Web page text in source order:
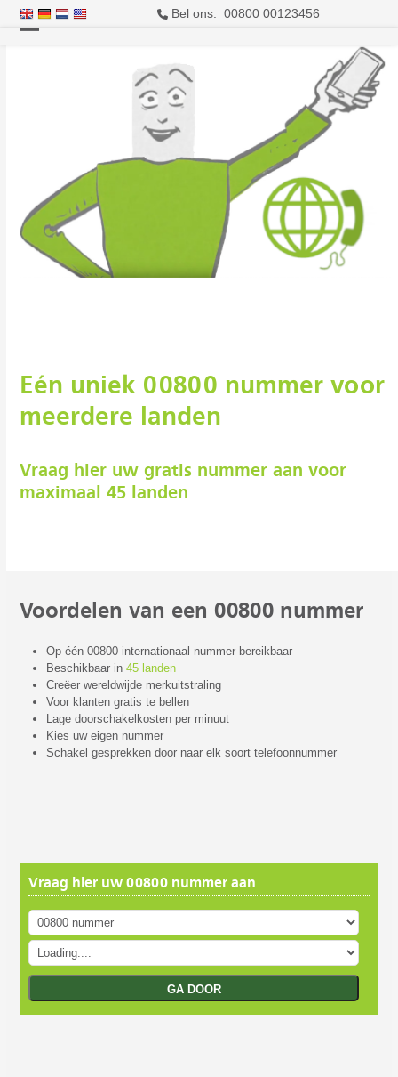
Bel ons: 00800 00123456
Eén uniek 00800 nummer voor
meerdere landen
Vraag hier uw gratis nummer aan voor
maximaal 45 landen
Voordelen van een 00800 nummer
Op één 00800 internationaal nummer bereikbaar
Beschikbaar in45 landen
Creëer wereldwijde merkuitstraling
Voor klanten gratis te bellen
Lage doorschakelkosten per minuut
Kies uw eigen nummer
Schakel gesprekken door naar elk soort telefoonnummer
Vraag hier uw 00800 nummer aan